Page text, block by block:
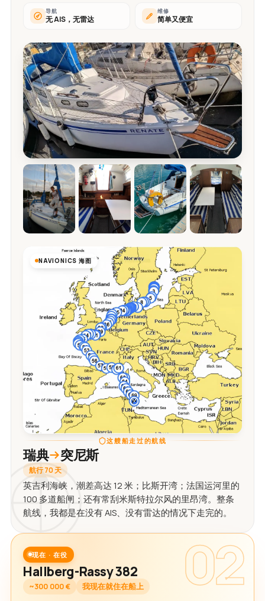
导航
无 AIS，无雷达
维修
简单又便宜
NAVIONICS 海图
这艘船走过的航线
瑞典 突尼斯
航行 70 天
英吉利海峡，潮差高达 12 米；比斯开湾；法国运河里的
100 多道船闸；还有常刮米斯特拉尔风的里昂湾。整条
航线，我都是在没有 AIS、没有雷达的情况下走完的。
02
现在 · 在役
Hallberg-Rassy 382
~300 000 € 我现在就住在船上